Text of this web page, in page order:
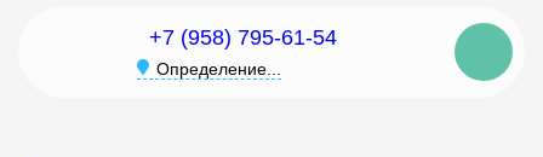
+7 (958) 795-61-54
Определение...